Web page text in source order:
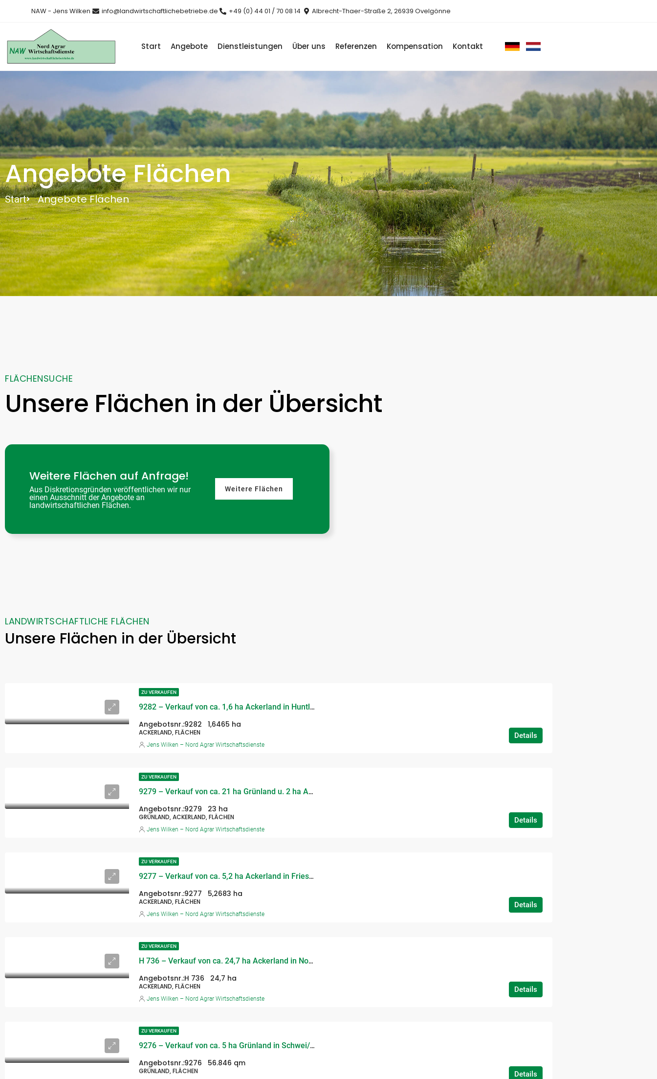
NAW - Jens Wilken info@landwirtschaftlichebetriebe.de +49 (0) 44 01 / 70 08 14 Albrecht-Thaer-Straße 2, 26939 Ovelgönne
Start Angebote Dienstleistungen Über uns Referenzen Kompensation Kontakt
Angebote Flächen
Start Angebote Flächen
FLÄCHENSUCHE
Unsere Flächen in der Übersicht
Weitere Flächen auf Anfrage!
Aus Diskretionsgründen veröffentlichen wir nur
einen Ausschnitt der Angebote an
landwirtschaftlichen Flächen.
Weitere Flächen
LANDWIRTSCHAFTLICHE FLÄCHEN
Unsere Flächen in der Übersicht
ZU VERKAUFEN
9282 – Verkauf von ca. 1,6 ha Ackerland in Huntlosen/Landkreis Oldenburg
Angebotsnr.:9282 1,6465 ha
ACKERLAND, FLÄCHEN Details
Jens Wilken – Nord Agrar Wirtschaftsdienste
ZU VERKAUFEN
9279 – Verkauf von ca. 21 ha Grünland u. 2 ha Ackerland in Varel
Angebotsnr.:9279 23 ha
GRÜNLAND, ACKERLAND, FLÄCHEN Details
Jens Wilken – Nord Agrar Wirtschaftsdienste
ZU VERKAUFEN
9277 – Verkauf von ca. 5,2 ha Ackerland in Friesland
Angebotsnr.:9277 5,2683 ha
ACKERLAND, FLÄCHEN Details
Jens Wilken – Nord Agrar Wirtschaftsdienste
ZU VERKAUFEN
H 736 – Verkauf von ca. 24,7 ha Ackerland in Nordwestmecklenburg
Angebotsnr.:H 736 24,7 ha
ACKERLAND, FLÄCHEN Details
Jens Wilken – Nord Agrar Wirtschaftsdienste
ZU VERKAUFEN
9276 – Verkauf von ca. 5 ha Grünland in Schwei/Landkreis Wesermarsch
Angebotsnr.:9276 56.846 qm
GRÜNLAND, FLÄCHEN Details